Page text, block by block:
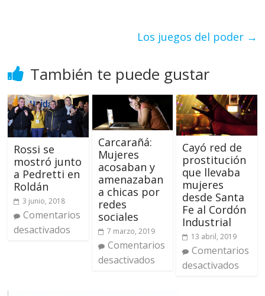
Los juegos del poder →
También te puede gustar
Rossi se
mostró junto
a Pedretti en
Roldán
3 junio, 2018
Comentarios
desactivados
Carcarañá:
Mujeres
acosaban y
amenazaban
a chicas por
redes
sociales
7 marzo, 2019
Comentarios
desactivados
Cayó red de
prostitución
que llevaba
mujeres
desde Santa
Fe al Cordón
Industrial
13 abril, 2019
Comentarios
desactivados